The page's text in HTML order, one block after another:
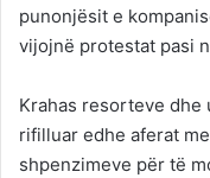
punonjësit e
vijojnë protestat pasi
Krahas resorteve dhe
rifilluar edhe aferat
shpenzimeve për të